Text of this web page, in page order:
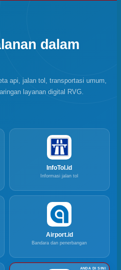
dalam
api, jalan tol, transportasi umum,
layanan digital RVG.
InfoTol.id
Informasi jalan tol
Airport.id
Bandara dan penerbangan